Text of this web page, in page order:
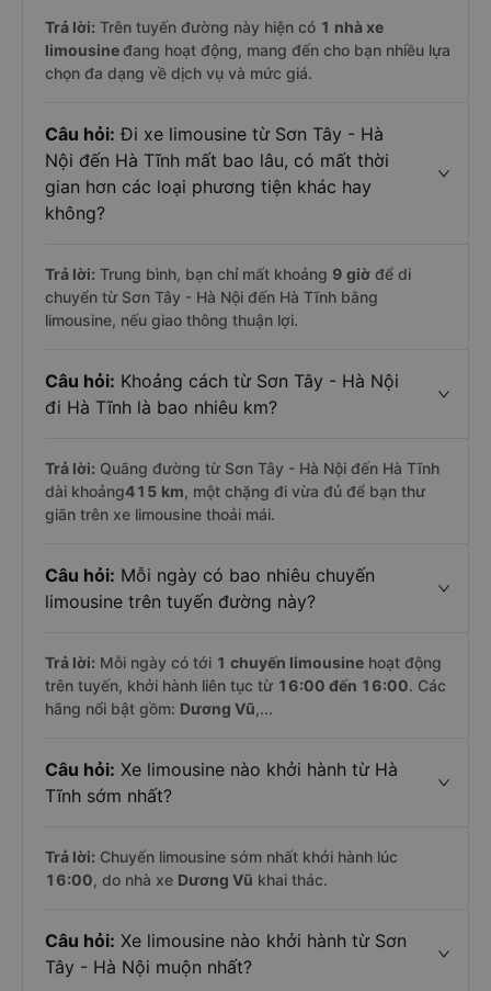
Trả lời: Trên tuyến đường này hiện có 1 nhà xe
limousineđang hoạt động, mang đến cho bạn nhiều lựa
chọn đa dạng về dịch vụ và mức giá.
Câu hỏi: Đi xe limousine từ Sơn Tây - Hà
Nội đến Hà Tĩnh mất bao lâu, có mất thời
gian hơn các loại phương tiện khác hay
không?
Trả lời: Trung bình, bạn chỉ mất khoảng 9 giờ để di
chuyển từ Sơn Tây - Hà Nội đến Hà Tĩnh bằng
limousine, nếu giao thông thuận lợi.
Câu hỏi: Khoảng cách từ Sơn Tây - Hà Nội
đi Hà Tĩnh là bao nhiêu km?
Trả lời: Quãng đường từ Sơn Tây - Hà Nội đến Hà Tĩnh
dài khoảng415 km, một chặng đi vừa đủ để bạn thư
giãn trên xe limousine thoải mái.
Câu hỏi: Mỗi ngày có bao nhiêu chuyến
limousine trên tuyến đường này?
Trả lời: Mỗi ngày có tới 1 chuyến limousine hoạt động
trên tuyến, khởi hành liên tục từ 16:00 đến 16:00. Các
hãng nổi bật gồm: Dương Vũ,...
Câu hỏi: Xe limousine nào khởi hành từ Hà
Tĩnh sớm nhất?
Trả lời: Chuyến limousine sớm nhất khởi hành lúc
16:00, do nhà xe Dương Vũ khai thác.
Câu hỏi: Xe limousine nào khởi hành từ Sơn
Tây - Hà Nội muộn nhất?